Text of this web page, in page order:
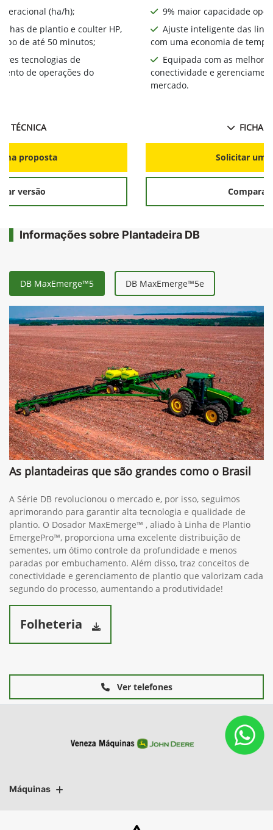
(ha/h);
de plantio e coulter HP,
de até 50 minutos;
tecnologias de
de operações do
TÉCNICA
proposta
versão
9% maior capacidade
Ajuste inteligente das
com uma economia de
Equipada com as
conectividade e
mercado.
FICHA
Solicitar
Comparar
Informações sobre Plantadeira DB
DB MaxEmerge™5 DB MaxEmerge™5e
As plantadeiras que são grandes como o Brasil
A Série DB revolucionou o mercado e, por isso, seguimos
aprimorando para garantir alta tecnologia e qualidade de
plantio. O Dosador MaxEmerge™ , aliado à Linha de Plantio
EmergePro™, proporciona uma excelente distribuição de
sementes, um ótimo controle da profundidade e menos
paradas por embuchamento. Além disso, traz conceitos de
conectividade e gerenciamento de plantio que valorizam cada
segundo do processo, aumentando a produtividade!
Folheteria
Ver telefones
Máquinas